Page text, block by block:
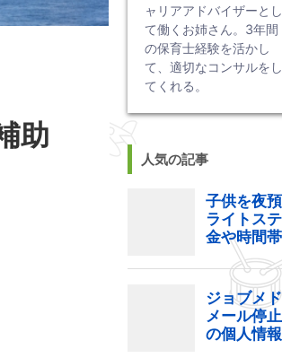
助
ャリアアドバイザーとし
て働くお姉さん。3年間
の保育士経験を活かし
て、適切なコンサルをし
てくれる。
人気の記事